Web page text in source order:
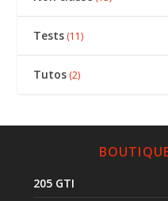
Tests (11)
Tutos (2)
205 GTI